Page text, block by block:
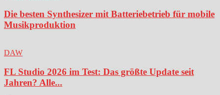
Die besten Synthesizer mit Batteriebetrieb für mobile
Musikproduktion
DAW
FL Studio 2026 im Test: Das größte Update seit
Jahren? Alle...